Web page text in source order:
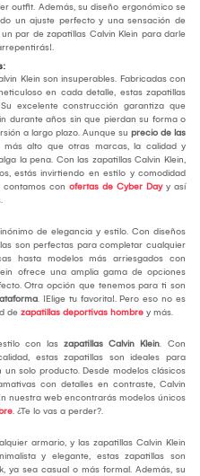
outfit. Además, su diseño ergonómico se
un ajuste perfecto y una sensación de
par de zapatillas Calvin Klein para darle
Klein son insuperables. Fabricadas con
en cada detalle, estas zapatillas
excelente construcción garantiza que
durante años sin que pierdan su forma o
a largo plazo. Aunque su precio de las
alto que otras marcas, la calidad y
la pena. Con las zapatillas Calvin Klein,
estás invirtiendo en estilo y comodidad
contamos con ofertas de Cyber Dayy así
de elegancia y estilo. Con diseños
son perfectas para completar cualquier
hasta modelos más arriesgados con
ofrece una amplia gama de opciones
Otra opción que tenemos para ti son
. ¡Elige tu favorita!. Pero eso no es
de zapatillas deportivas hombre y más.
con las zapatillas Calvin Klein. Con
estas zapatillas son ideales para
solo producto. Desde modelos clásicos
con detalles en contraste, Calvin
nuestra web encontrarás modelos únicos
. ¿Te lo vas a perder?.
armario, y las zapatillas Calvin Klein
y elegante, estas zapatillas son
ya sea casual o más formal. Además, su